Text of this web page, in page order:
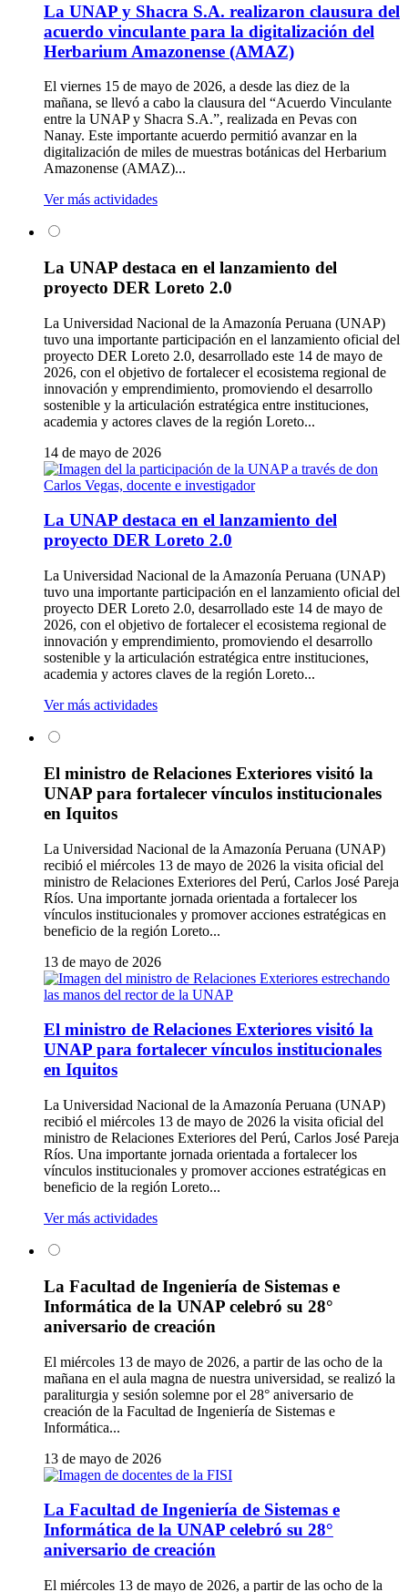
La UNAP y Shacra S.A. realizaron clausura del
acuerdo vinculante para la digitalización del
Herbarium Amazonense (AMAZ)
El viernes 15 de mayo de 2026, a desde las diez de la
mañana, se llevó a cabo la clausura del “Acuerdo Vinculante
entre la UNAP y Shacra S.A.”, realizada en Pevas con
Nanay. Este importante acuerdo permitió avanzar en la
digitalización de miles de muestras botánicas del Herbarium
Amazonense (AMAZ)...
Ver más actividades
La UNAP destaca en el lanzamiento del
proyecto DER Loreto 2.0
La Universidad Nacional de la Amazonía Peruana (UNAP)
tuvo una importante participación en el lanzamiento oficial del
proyecto DER Loreto 2.0, desarrollado este 14 de mayo de
2026, con el objetivo de fortalecer el ecosistema regional de
innovación y emprendimiento, promoviendo el desarrollo
sostenible y la articulación estratégica entre instituciones,
academia y actores claves de la región Loreto...
14 de mayo de 2026
La UNAP destaca en el lanzamiento del
proyecto DER Loreto 2.0
La Universidad Nacional de la Amazonía Peruana (UNAP)
tuvo una importante participación en el lanzamiento oficial del
proyecto DER Loreto 2.0, desarrollado este 14 de mayo de
2026, con el objetivo de fortalecer el ecosistema regional de
innovación y emprendimiento, promoviendo el desarrollo
sostenible y la articulación estratégica entre instituciones,
academia y actores claves de la región Loreto...
Ver más actividades
El ministro de Relaciones Exteriores visitó la
UNAP para fortalecer vínculos institucionales
en Iquitos
La Universidad Nacional de la Amazonía Peruana (UNAP)
recibió el miércoles 13 de mayo de 2026 la visita oficial del
ministro de Relaciones Exteriores del Perú, Carlos José Pareja
Ríos. Una importante jornada orientada a fortalecer los
vínculos institucionales y promover acciones estratégicas en
beneficio de la región Loreto...
13 de mayo de 2026
El ministro de Relaciones Exteriores visitó la
UNAP para fortalecer vínculos institucionales
en Iquitos
La Universidad Nacional de la Amazonía Peruana (UNAP)
recibió el miércoles 13 de mayo de 2026 la visita oficial del
ministro de Relaciones Exteriores del Perú, Carlos José Pareja
Ríos. Una importante jornada orientada a fortalecer los
vínculos institucionales y promover acciones estratégicas en
beneficio de la región Loreto...
Ver más actividades
La Facultad de Ingeniería de Sistemas e
Informática de la UNAP celebró su 28°
aniversario de creación
El miércoles 13 de mayo de 2026, a partir de las ocho de la
mañana en el aula magna de nuestra universidad, se realizó la
paraliturgia y sesión solemne por el 28° aniversario de
creación de la Facultad de Ingeniería de Sistemas e
Informática...
13 de mayo de 2026
La Facultad de Ingeniería de Sistemas e
Informática de la UNAP celebró su 28°
aniversario de creación
El miércoles 13 de mayo de 2026, a partir de las ocho de la